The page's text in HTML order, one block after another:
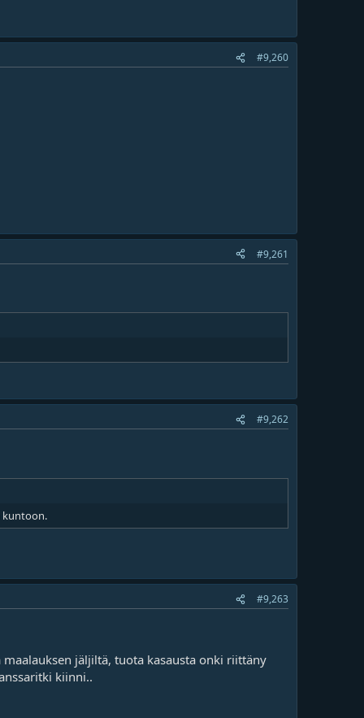
#9,260
#9,261
#9,262
kuntoon.
#9,263
jäljiltä, tuota kasausta onki riittäny
kiinni..